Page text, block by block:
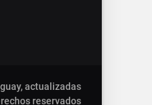
actualizadas
reservados